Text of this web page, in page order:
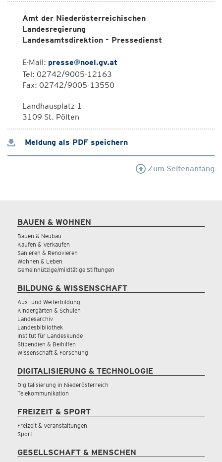
Amt der Niederösterreichischen
Landesregierung
Landesamtsdirektion - Pressedienst
E-Mail: presse@noel.gv.at
Tel: 02742/9005-12163
Fax: 02742/9005-13550
Landhausplatz 1
3109 St. Pölten
Meldung als PDF speichern
Zum Seitenanfang
BAUEN & WOHNEN
Bauen & Neubau
Kaufen & Verkaufen
Sanieren & Renovieren
Wohnen & Leben
Gemeinnützige/mildtätige Stiftungen
BILDUNG & WISSENSCHAFT
Aus- und Weiterbildung
Kindergärten & Schulen
Landesarchiv
Landesbibliothek
Institut für Landeskunde
Stipendien & Beihilfen
Wissenschaft & Forschung
DIGITALISIERUNG & TECHNOLOGIE
Digitalisierung in Niederösterreich
Telekommunikation
FREIZEIT & SPORT
Freizeit & Veranstaltungen
Sport
GESELLSCHAFT & MENSCHEN